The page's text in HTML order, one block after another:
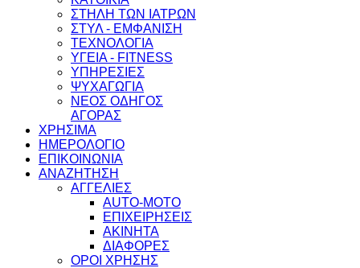
ΣΤΗΛΗ ΤΩΝ ΙΑΤΡΩΝ
ΣΤΥΛ - ΕΜΦΑΝΙΣΗ
ΤΕΧΝΟΛΟΓΙΑ
ΥΓΕΙΑ - FITNESS
ΥΠΗΡΕΣΙΕΣ
ΨΥΧΑΓΩΓΙΑ
ΝΕΟΣ ΟΔΗΓΟΣ
ΑΓΟΡΑΣ
ΧΡΗΣΙΜΑ
ΗΜΕΡΟΛΟΓΙΟ
ΕΠΙΚΟΙΝΩΝΙΑ
ΑΝΑΖΗΤΗΣΗ
ΑΓΓΕΛΙΕΣ
AUTO-MOTO
ΕΠΙΧΕΙΡΗΣΕΙΣ
ΑΚΙΝΗΤΑ
ΔΙΑΦΟΡΕΣ
ΟΡΟΙ ΧΡΗΣΗΣ